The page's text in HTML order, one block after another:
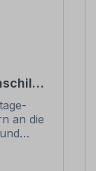
an die